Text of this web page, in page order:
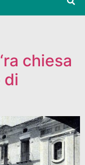
chiesa
di